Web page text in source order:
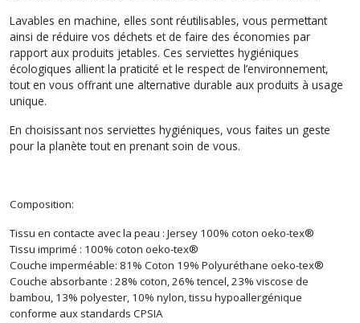
Lavables en machine, elles sont réutilisables, vous permettant
ainsi de réduire vos déchets et de faire des économies par
rapport aux produits jetables. Ces serviettes hygiéniques
écologiques allient la praticité et le respect de l’environnement,
tout en vous offrant une alternative durable aux produits à usage
unique.
En choisissant nos serviettes hygiéniques, vous faites un geste
pour la planète tout en prenant soin de vous.
Composition:
Tissu en contacte avec la peau : Jersey 100% coton oeko-tex®
Tissu imprimé : 100% coton oeko-tex®
Couche imperméable: 81% Coton 19% Polyuréthane oeko-tex®
Couche absorbante : 28% coton, 26% tencel, 23% viscose de
bambou, 13% polyester, 10% nylon, tissu hypoallergénique
conforme aux standards CPSIA